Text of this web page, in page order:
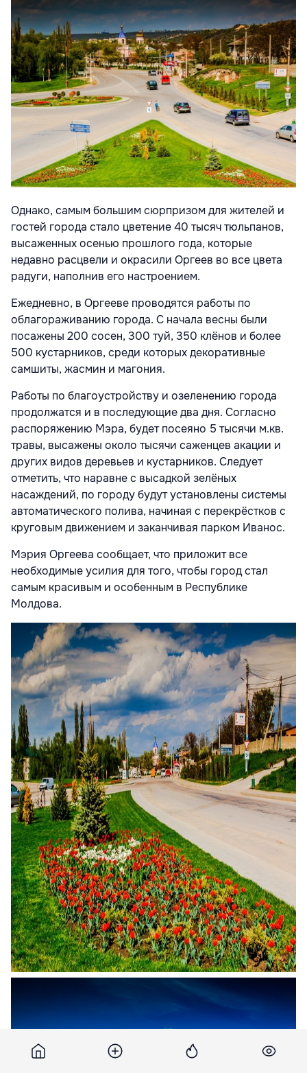
Однако, самым большим сюрпризом для жителей и
гостей города стало цветение 40 тысяч тюльпанов,
высаженных осенью прошлого года, которые
недавно расцвели и окрасили Оргеев во все цвета
радуги, наполнив его настроением.
Ежедневно, в Оргееве проводятся работы по
облагораживанию города. С начала весны были
посажены 200 сосен, 300 туй, 350 клёнов и более
500 кустарников, среди которых декоративные
самшиты, жасмин и магония.
Работы по благоустройству и озеленению города
продолжатся и в последующие два дня. Согласно
распоряжению Мэра, будет посеяно 5 тысячи м.кв.
травы, высажены около тысячи саженцев акации и
других видов деревьев и кустарников. Следует
отметить, что наравне с высадкой зелёных
насаждений, по городу будут установлены системы
автоматического полива, начиная с перекрёстков с
круговым движением и заканчивая парком Иванос.
Мэрия Оргеева сообщает, что приложит все
необходимые усилия для того, чтобы город стал
самым красивым и особенным в Республике
Молдова.